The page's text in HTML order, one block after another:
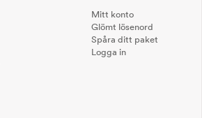
Mitt konto
Glömt lösenord
Spåra ditt paket
Logga in